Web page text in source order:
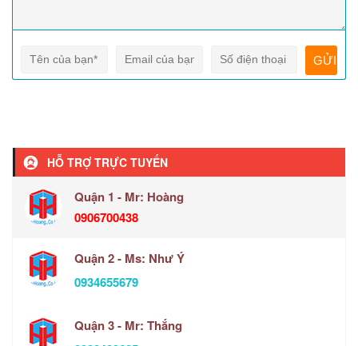
HỖ TRỢ TRỰC TUYẾN
Quận 1 - Mr: Hoàng
0906700438
Quận 2 - Ms: Như Ý
0934655679
Quận 3 - Mr: Thắng